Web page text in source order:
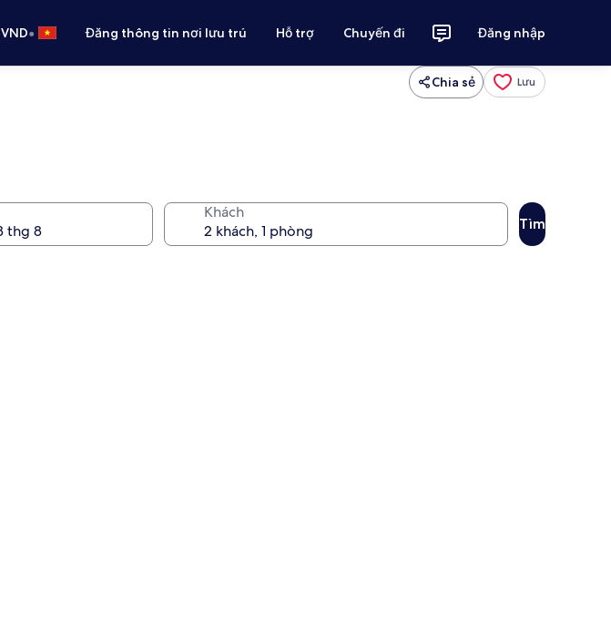
VND• Đăng thông tin nơi lưu trú Hỗ trợ Chuyến đi Đăng nhập
Chia sẻ Lưu
Khách
Tìm